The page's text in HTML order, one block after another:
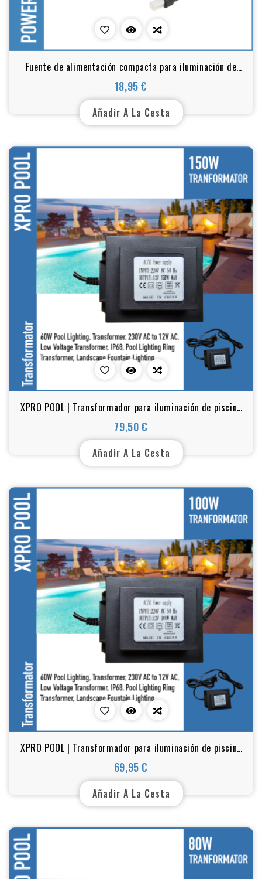
Fuente de alimentación compacta para iluminación de
jacuzzi y spa – 12V AC
18,95 €
Precio
Añadir A La Cesta
XPRO POOL | Transformador para iluminación de piscina
150 W, 12 V CA
79,50 €
Precio
Añadir A La Cesta
XPRO POOL | Transformador para iluminación de piscina
100 W, 12 V CA
69,95 €
Precio
Añadir A La Cesta